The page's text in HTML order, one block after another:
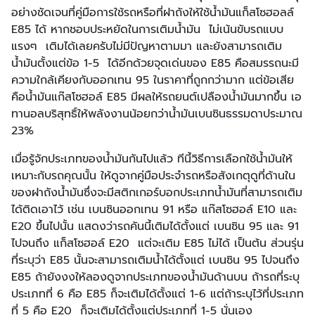
อย่างชัดเจนที่คู่มือการใช้รถหรือที่ฝาถังให้ใช้น้ำมันแก็สโซฮอลล์
E85 ได้ หากชอบประหยัดในการเติมน้ำมัน ไม่เน้นขับรถแบบ
แรงๆ เติมได้เลยครับไม่มีปัญหาตามมา และยังสามารถเติม
น้ำมันตั้งแต่ข้อ 1-5 ได้อีกด้วยจุดเด่นของ E85 คือสมรรถนะมี
ความใกล้เคียงกับออกเทน 95 ในราคาที่ถูกกว่ามาก แต่ข้อเสีย
คือน้ำมันแก๊สโซฮอล์ E85 มีผลให้รถยนต์เปลืองน้ำมันมากขึ้น เอ
ทานอลบริสุทธิ์ให้พลังงานน้อยกว่าน้ำมันเบนซินธรรมดาประมาณ
23%
เมื่อรู้จักประเภทของน้ำมันกันไปแล้ว ทีนี้วิธีการเลือกใช้น้ำมันให้
เหมาะกับรถคุณนั้น ให้ดูจากคู่มือประจำรถหรือสังเกตุดูที่ด้านใน
ของฝาถังน้ำมันซึ่งจะมีสติกเกอร์บอกประเภทน้ำมันที่สามารถเติม
ได้ติดเอาไว้ เช่น เบนซินออกเทน 91 หรือ แก๊สโซฮอล์ E10 และ
E20 ขึ้นไปนั้น แสดงว่ารถคันนี้เติมได้ตั้งแต่ เบนซิน 95 และ 91
ไปจนถึง แก็สโซฮอล์ E20 แต่จะเติม E85 ไม่ได้ เป็นต้น ส่วนรุ่น
ที่ระบุว่า E85 นั้นจะสามารถเติมน้ำได้ตั้งแต่ เบนซิน 95 ไปจนถึง
E85 ถ้ายังงงให้ลองดูจากประเภทของน้ำมันด้านบน ถ้ารถที่ระบุ
ประเภทที่ 6 คือ E85 ก็จะเติมได้ตั้งแต่ 1-6 แต่ถ้าระบุไว้ที่ประเภท
ที่ 5 คือ E20 ก็จะเติมได้ตั้งแต่ประเภทที่ 1-5 นั่นเอง